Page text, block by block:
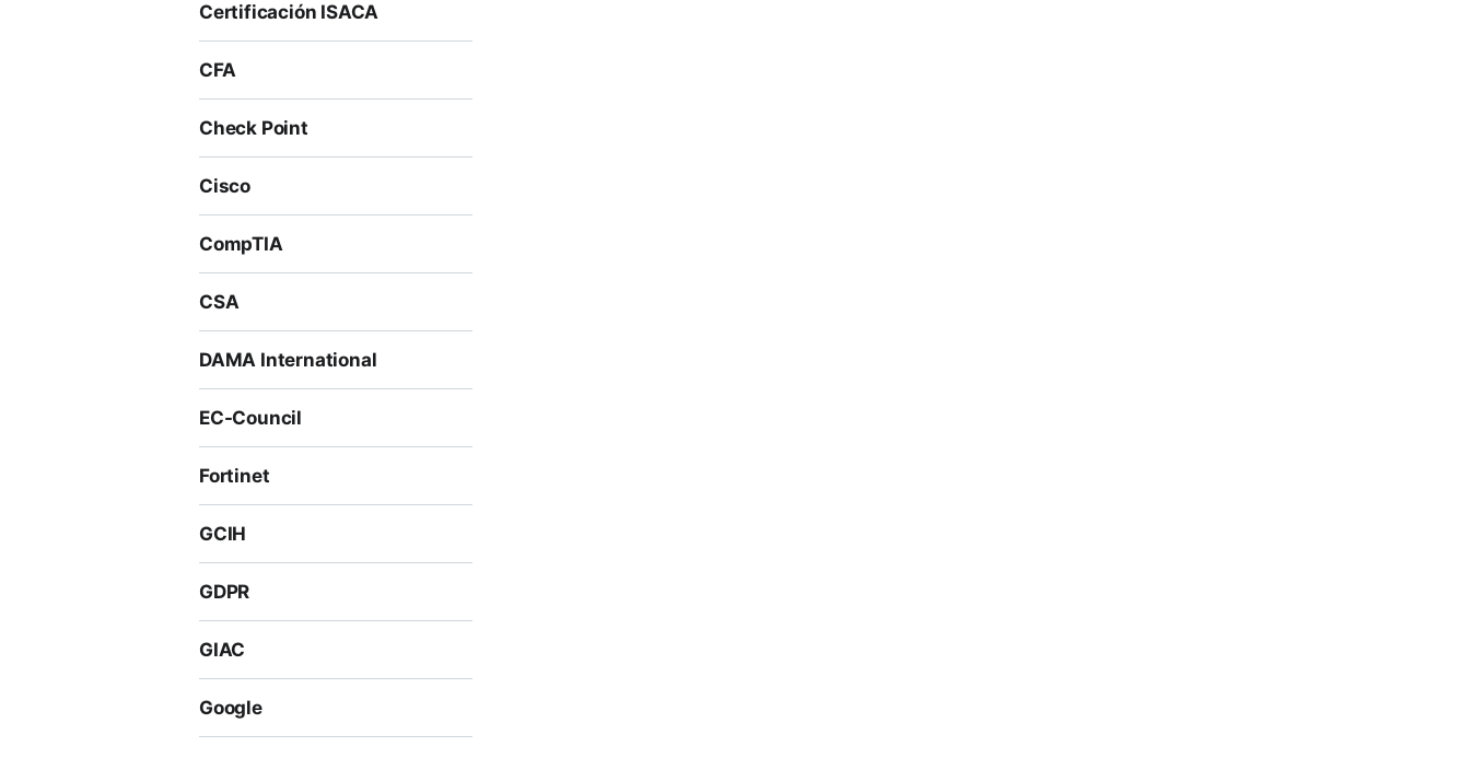
Certificación ISACA
CFA
Check Point
Cisco
CompTIA
CSA
DAMA International
EC-Council
Fortinet
GCIH
GDPR
GIAC
Google